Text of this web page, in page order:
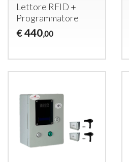
Lettore RFID +
Programmatore
€ 440,00